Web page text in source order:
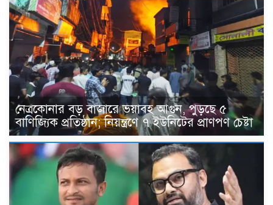
নেত্রকোনার বড় বাজারে ভয়াবহ আগুন, পুড়ছে ৫
বাণিজ্যিক প্রতিষ্ঠান; নিয়ন্ত্রণে ৭ ইউনিটের প্রাণপণ চেষ্টা